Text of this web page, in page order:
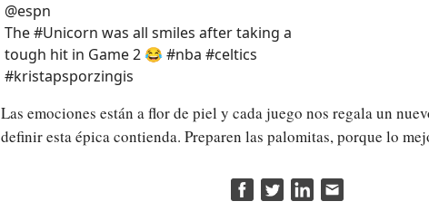
@espn
The #Unicorn was all smiles after taking a
tough hit in Game 2 😂 #nba #celtics
#kristapsporzingis
Las emociones están a flor de piel y cada juego nos regala un
definir esta épica contienda. Preparen las palomitas, porque lo